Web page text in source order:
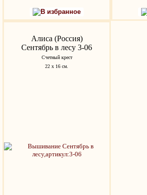
В избранное
Алиса (Россия)
Сентябрь в лесу 3-06
Счетный крест
22 х 16 см.